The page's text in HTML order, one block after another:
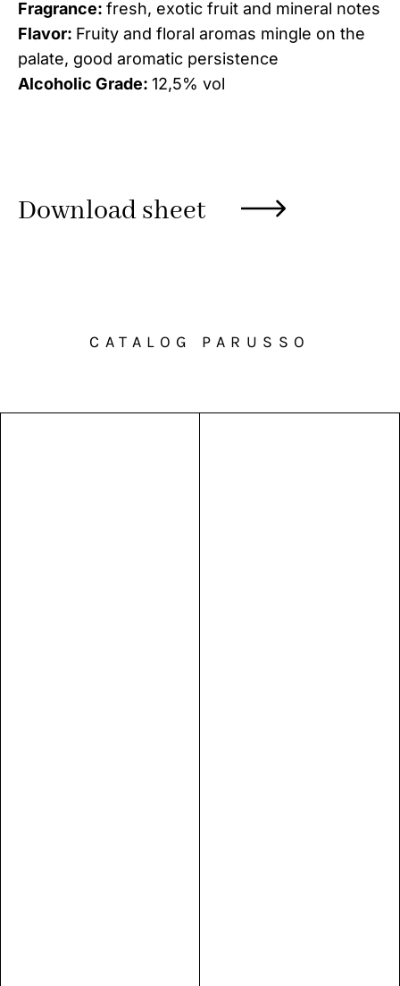
Fragrance: fresh, exotic fruit and mineral notes
Flavor: Fruity and floral aromas mingle on the
palate, good aromatic persistence
Alcoholic Grade: 12,5% vol
Download sheet
CATALOG PARUSSO